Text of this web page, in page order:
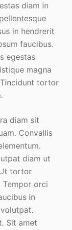
diam in
in hendrerit
faucibus.
egestas
magna
tortor
diam sit
Convallis
diam ut
tortor
Tempor orci
in
Sit amet